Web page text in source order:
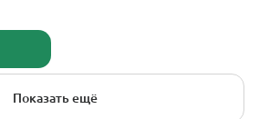
Показать ещё